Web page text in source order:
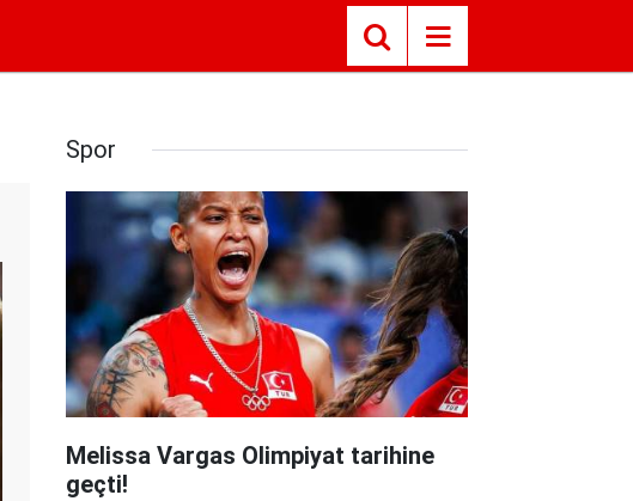
Spor
Melissa Vargas Olimpiyat tarihine
geçti!